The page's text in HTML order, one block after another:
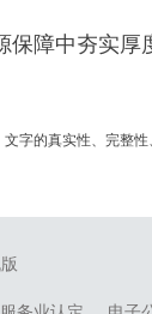
障中夯实厚
字的真实性、完整